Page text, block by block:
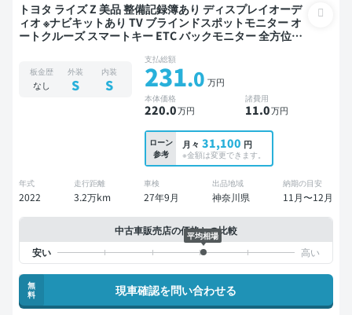
トヨタ ライズ Z 美品 整備記録簿あり ディスプレイオーデ
ィオ ※ナビキットあり TV ブラインドスポットモニター オ
ートクルーズ スマートキー ETC バックモニター 全方位カ
板金歴
なし
外装
S
内装
S
支払総額
231.0 万円
本体価格
220.0万円
諸費用
11.0万円
ローン
参考
月々 31,100 円
※金額は変更できます。
年式
2022
走行距離
3.2万km
車検
27年9月
出品地域
神奈川県
納期の目安
11月〜12月
中古車販売店の価格との比較
平均相場
無
料
現車確認を問い合わせる